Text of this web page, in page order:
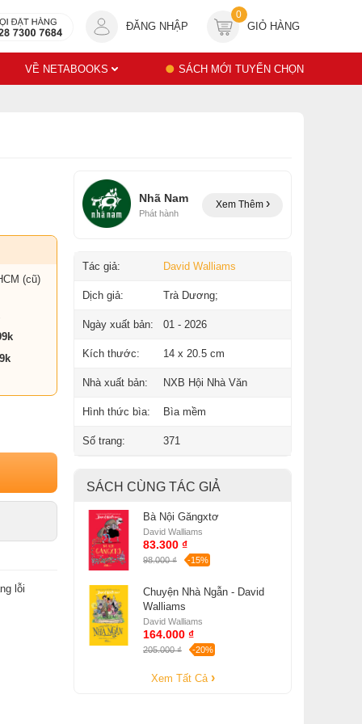
ĐĂNG NHẬP
0
GIỎ HÀNG
VỀ NETABOOKS SÁCH MỚI TUYỂN CHỌN
(cũ)
lỗi
Nhã Nam
Phát hành
Xem Thêm
Tác giả: David Walliams
Dịch giả: Trà Dương;
Ngày xuất bản: 01 - 2026
Kích thước: 14 x 20.5 cm
Nhà xuất bản: NXB Hội Nhà Văn
Hình thức bìa: Bìa mềm
Số trang: 371
SÁCH CÙNG TÁC GIẢ
Bà Nội Găngxtơ
David Walliams
83.300 ₫
98.000 ₫ -15%
Chuyện Nhà Ngẫn - David
Walliams
David Walliams
164.000 ₫
205.000 ₫ -20%
Xem Tất Cả